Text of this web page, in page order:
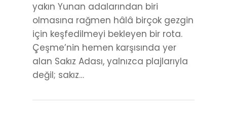
yakın Yunan adalarından biri
olmasına rağmen hâlâ birçok gezgin
için keşfedilmeyi bekleyen bir rota.
Çeşme’nin hemen karşısında yer
alan Sakız Adası, yalnızca plajlarıyla
değil; sakız…